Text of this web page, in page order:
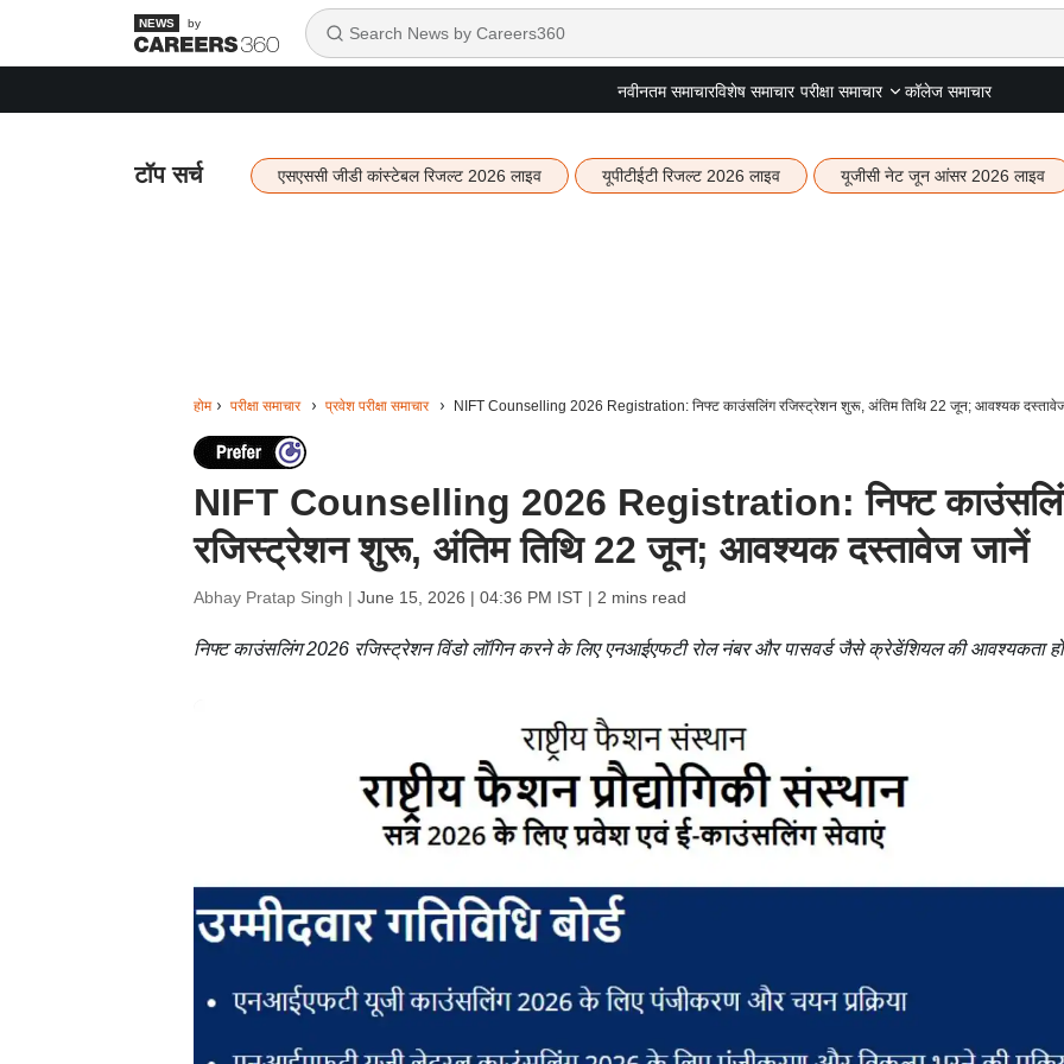
by
नवीनतम समाचारविशेष समाचार परीक्षा समाचार कॉलेज समाचार
टॉप सर्च एसएससी जीडी कांस्टेबल रिजल्ट 2026 लाइव यूपीटीईटी रिजल्ट 2026 लाइव यूजीसी नेट जून आंसर 2026 लाइव
होम परीक्षा समाचार प्रवेश परीक्षा समाचार NIFT Counselling 2026 Registration: निफ्ट काउंसलिंग रजिस्ट्रेशन शुरू, अंतिम तिथि 22 जून; आवश्यक
NIFT Counselling 2026 Registration: निफ्ट
रजिस्ट्रेशन शुरू, अंतिम तिथि 22 जून; आवश्यक दस्तावेज जानें
Abhay Pratap Singh | June 15, 2026 | 04:36 PM IST| 2 mins read
निफ्ट काउंसलिंग 2026 रजिस्ट्रेशन विंडो लॉगिन करने के लिए एनआईएफटी रोल नंबर और पासवर्ड जैसे क्रेडेंशियल की आवश्यकता